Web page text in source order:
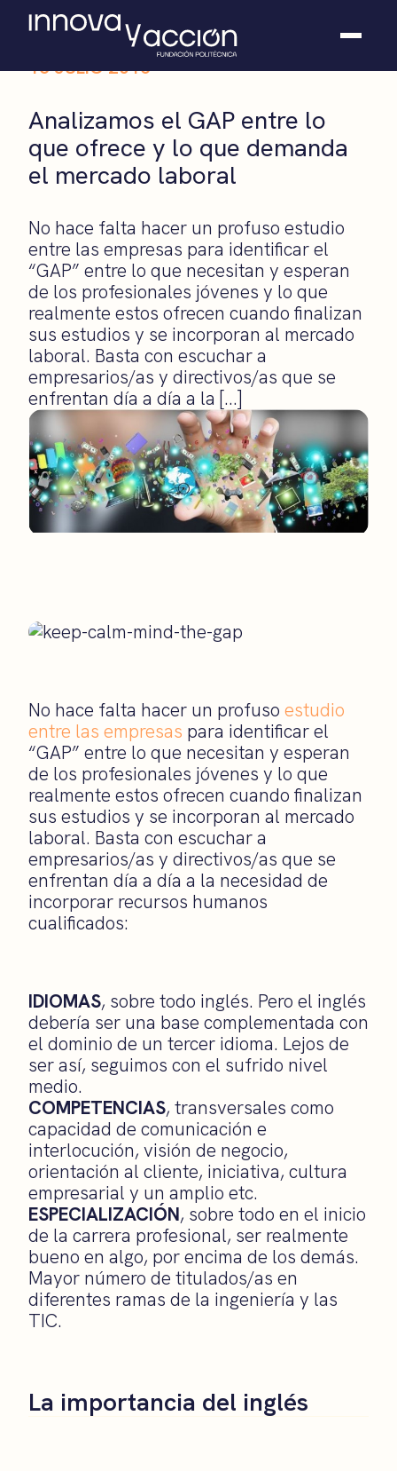
Somos fundación
Casos de éxito
Hackathones
Contacto
16 JULIO 2015
Analizamos el GAP entre lo
que ofrece y lo que demanda
el mercado laboral
No hace falta hacer un profuso estudio
entre las empresas para identificar el
“GAP” entre lo que necesitan y esperan
de los profesionales jóvenes y lo que
realmente estos ofrecen cuando finalizan
sus estudios y se incorporan al mercado
laboral. Basta con escuchar a
empresarios/as y directivos/as que se
enfrentan día a día a la […]
No hace falta hacer un profuso estudio
entre las empresas para identificar el
“GAP” entre lo que necesitan y esperan
de los profesionales jóvenes y lo que
realmente estos ofrecen cuando finalizan
sus estudios y se incorporan al mercado
laboral. Basta con escuchar a
empresarios/as y directivos/as que se
enfrentan día a día a la necesidad de
incorporar recursos humanos
cualificados:
IDIOMAS, sobre todo inglés. Pero el inglés
debería ser una base complementada con
el dominio de un tercer idioma. Lejos de
ser así, seguimos con el sufrido nivel
medio.
COMPETENCIAS, transversales como
capacidad de comunicación e
interlocución, visión de negocio,
orientación al cliente, iniciativa, cultura
empresarial y un amplio etc.
ESPECIALIZACIÓN, sobre todo en el inicio
de la carrera profesional, ser realmente
bueno en algo, por encima de los demás.
Mayor número de titulados/as en
diferentes ramas de la ingeniería y las
TIC.
La importancia del inglés